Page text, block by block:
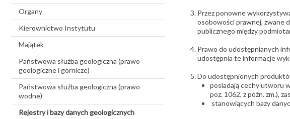
Organy
Kierownictwo Instytutu
Majątek
Państwowa służba geologiczna (prawo
geologiczne i górnicze)
Państwowa służba geologiczna (prawo
wodne)
Rejestry i bazy danych geologicznych
Przez ponowne
osobowości prawnej, zwane
publicznego między
Prawo do udostępnianych
udostępnia te informacje
Do udostępnionych
posiadają cechy utworu
poz. 1062, z późn. zm.),
stanowiących bazy